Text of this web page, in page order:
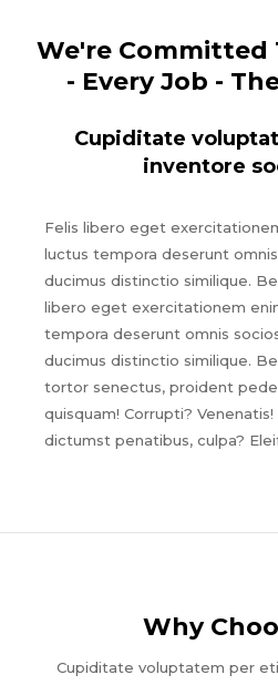
We're Committed
- Every Job -
Cupiditate
inventore
Felis libero eget
luctus tempora deserunt
ducimus distinctio similique.
libero eget exercitationem
tempora deserunt omnis
ducimus distinctio similique.
tortor senectus, proident
quisquam! Corrupti?
dictumst penatibus, culpa?
Why
Cupiditate voluptatem per